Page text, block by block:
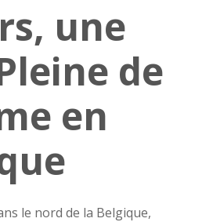
une
de
en
le nord de la Belgique,